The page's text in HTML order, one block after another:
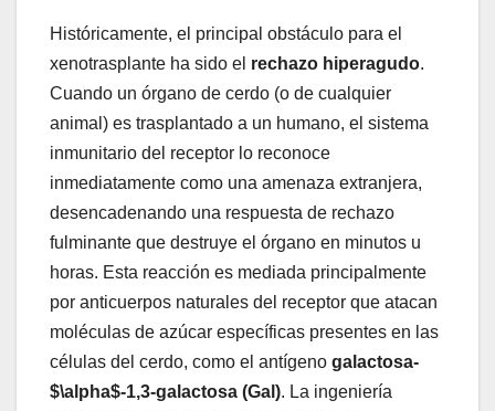
Históricamente, el principal obstáculo para el
xenotrasplante ha sido el rechazo hiperagudo.
Cuando un órgano de cerdo (o de cualquier
animal) es trasplantado a un humano, el sistema
inmunitario del receptor lo reconoce
inmediatamente como una amenaza extranjera,
desencadenando una respuesta de rechazo
fulminante que destruye el órgano en minutos u
horas. Esta reacción es mediada principalmente
por anticuerpos naturales del receptor que atacan
moléculas de azúcar específicas presentes en las
células del cerdo, como el antígeno galactosa-
$\alpha$-1,3-galactosa (Gal). La ingeniería